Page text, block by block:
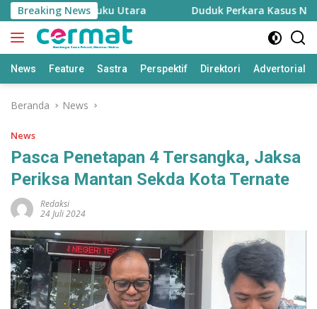
Langsung
ke
konten
Breaking News
di Maluku Utara Duduk Perkara Kasus
News Feature Sastra Perspektif Direktori Advertorial
Beranda News
News
Pasca Penetapan 4 Tersangka, Jaksa
Periksa Mantan Sekda Kota Ternate
Redaksi
24 Juli 2024